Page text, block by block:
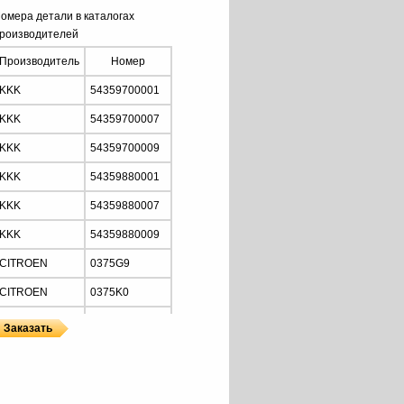
детали в каталогах
Производитель Номер
KKK 54359700001
KKK 54359700007
KKK 54359700009
KKK 54359880001
KKK 54359880007
KKK 54359880009
CITROEN 0375G9
CITROEN 0375K0